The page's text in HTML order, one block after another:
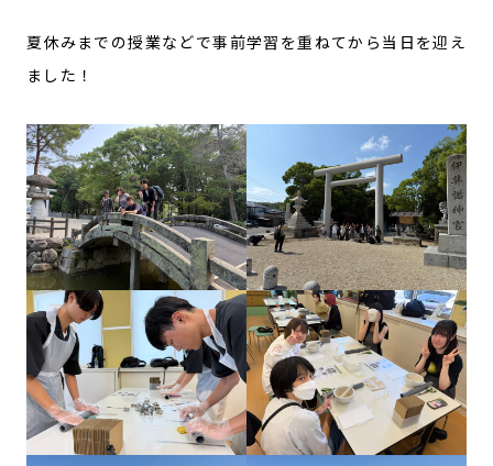
夏休みまでの授業などで事前学習を重ねてから当日を迎え
ました！